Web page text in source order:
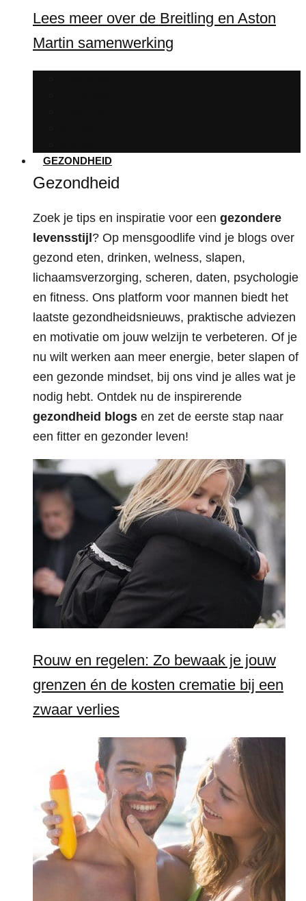
Lees meer over de Breitling en Aston
Martin samenwerking
GEZONDHEID
Gezondheid
Zoek je tips en inspiratie voor een gezondere
levensstijl ? Op mensgoodlife vind je blogs over
gezond eten, drinken, welness, slapen,
lichaamsverzorging, scheren, daten, psychologie
en fitness. Ons platform voor mannen biedt het
laatste gezondheidsnieuws, praktische adviezen
en motivatie om jouw welzijn te verbeteren. Of je
nu wilt werken aan meer energie, beter slapen of
een gezonde mindset, bij ons vind je alles wat je
nodig hebt. Ontdek nu de inspirerende
gezondheid blogs en zet de eerste stap naar
een fitter en gezonder leven!
Rouw en regelen: Zo bewaak je jouw
grenzen én de kosten crematie bij een
zwaar verlies